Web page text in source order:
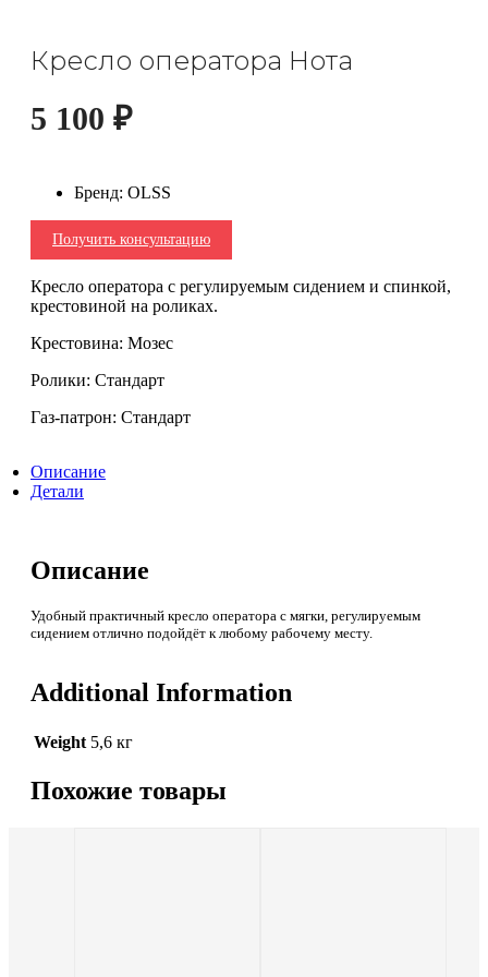
Кресло оператора Нота
5 100 ₽
Кресло оператора с регулируемым сидением и спинкой,
крестовиной на роликах.
Крестовина: Мозес
Ролики: Стандарт
Газ-патрон: Стандарт
Бренд: OLSS
Получить консультацию
Описание
Детали
Описание
Удобный практичный кресло оператора с мягки, регулируемым
сидением отлично подойдёт к любому рабочему месту.
Additional Information
Weight 5,6 кг
Похожие товары